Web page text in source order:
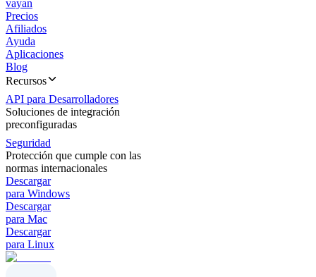
vayan
Precios
Afiliados
Ayuda
Aplicaciones
Blog
Recursos
API para Desarrolladores
Soluciones de integración
preconfiguradas
Seguridad
Protección que cumple con las
normas internacionales
Descargar
para Windows
Descargar
para Mac
Descargar
para Linux